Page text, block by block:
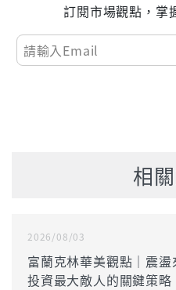
訂閱市場觀點，掌
相
2026/08/03
富蘭克林華美觀點｜震
投資最大敵人的關鍵策略